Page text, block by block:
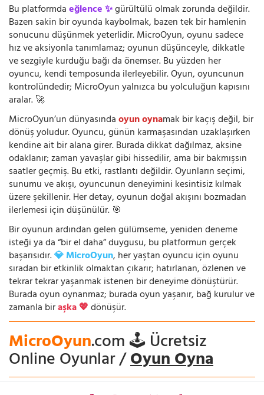
Bu platformdaeğlence ✨gürültülü olmak zorunda değildir.
Bazen sakin bir oyunda kaybolmak, bazen tek bir hamlenin
sonucunu düşünmek yeterlidir. MicroOyun, oyunu sadece
hız ve aksiyonla tanımlamaz; oyunun düşünceyle, dikkatle
ve sezgiyle kurduğu bağı da önemser. Bu yüzden her
oyuncu, kendi temposunda ilerleyebilir. Oyun, oyuncunun
kontrolündedir; MicroOyun yalnızca bu yolculuğun kapısını
aralar. 🚀
MicroOyun’un dünyasındaoyun oynamak bir kaçış değil, bir
dönüş yoludur. Oyuncu, günün karmaşasından uzaklaşırken
kendine ait bir alana girer. Burada dikkat dağılmaz, aksine
odaklanır; zaman yavaşlar gibi hissedilir, ama bir bakmışsın
saatler geçmiş. Bu etki, rastlantı değildir. Oyunların seçimi,
sunumu ve akışı, oyuncunun deneyimini kesintisiz kılmak
üzere şekillenir. Her detay, oyunun doğal akışını bozmadan
ilerlemesi için düşünülür. 🎯
Bir oyunun ardından gelen gülümseme, yeniden deneme
isteği ya da “bir el daha” duygusu, bu platformun gerçek
başarısıdır.💎 MicroOyun, her yaştan oyuncu için oyunu
sıradan bir etkinlik olmaktan çıkarır; hatırlanan, özlenen ve
tekrar tekrar yaşanmak istenen bir deneyime dönüştürür.
Burada oyun oynanmaz; burada oyun yaşanır, bağ kurulur ve
zamanla biraşka 💖dönüşür.
MicroOyun.com 🕹️ Ücretsiz
Online Oyunlar /Oyun Oyna